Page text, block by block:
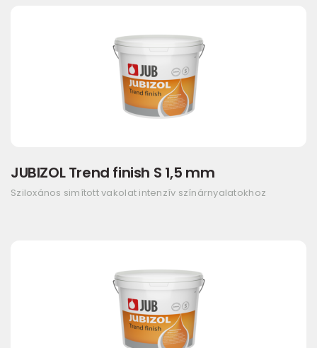
JUBIZOL Trend finish S 1,5 mm
Sziloxános simított vakolat intenzív színárnyalatokhoz